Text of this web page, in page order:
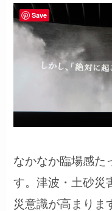
なかなか臨場感た
す。津波・土砂災
災意識が高まりま
Save